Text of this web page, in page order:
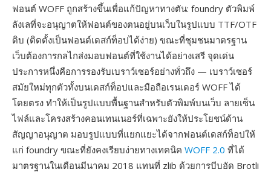
ฟอนต์ WOFF ถูกสร้างขึ้นเพื่อแก้ปัญหาทางตัน: foundry ตัวพิมพ์
ลังเลที่จะอนุญาตให้ฟอนต์ของตนอยู่บนเว็บในรูปแบบ TTF/OTF
ดิบ (ติดตั้งเป็นฟอนต์เดสก์ท็อปได้ง่าย) ขณะที่ชุมชนมาตรฐาน
เว็บต้องการกลไกส่งมอบฟอนต์ที่ใช้งานได้อย่างเสรี จุดเด่น
ประการหนึ่งคือการรองรับเบราว์เซอร์อย่างทั่วถึง — เบราว์เซอร์
สมัยใหม่ทุกตัวทั้งบนเดสก์ท็อปและมือถือเรนเดอร์ WOFF ได้
โดยตรง ทำให้เป็นรูปแบบพื้นฐานสำหรับตัวพิมพ์บนเว็บ ลายเซ็น
ไฟล์และโครงสร้างคอนเทนเนอร์ที่เฉพาะยังให้ประโยชน์ด้าน
สัญญาอนุญาต มอบรูปแบบที่แยกแยะได้จากฟอนต์เดสก์ท็อปให้
แก่ foundry ขณะที่ยังคงเรียบง่ายทางเทคนิค WOFF 2.0 ที่ได้
มาตรฐานในเดือนมีนาคม 2018 แทนที่ zlib ด้วยการบีบอัด Brotli